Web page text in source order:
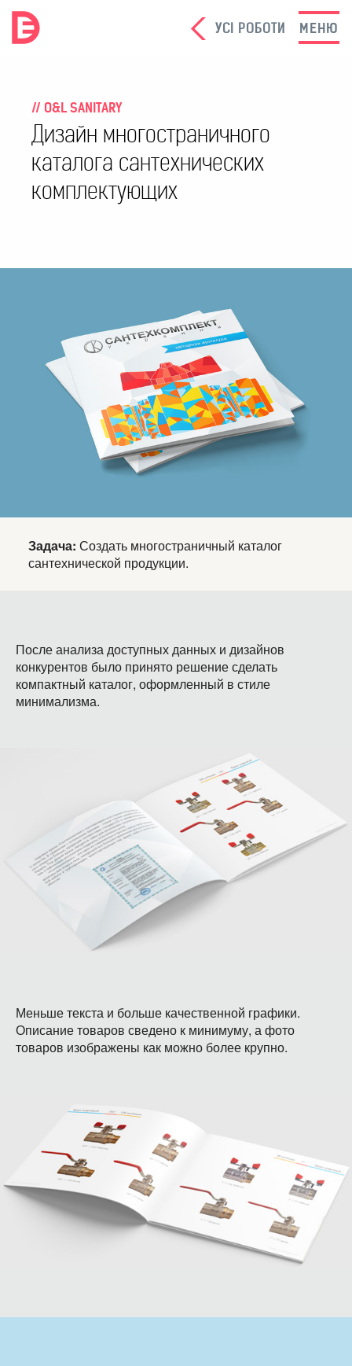
МЕНЮ
УСI РОБОТИ
// O&L SANITARY
Дизайн многостраничного
каталога сантехнических
комплектующих
Задача: Создать многостраничный каталог
сантехнической продукции.
После анализа доступных данных и дизайнов
конкурентов было принято решение сделать
компактный каталог, оформленный в стиле
минимализма.
Меньше текста и больше качественной графики.
Описание товаров сведено к минимуму, а фото
товаров изображены как можно более крупно.